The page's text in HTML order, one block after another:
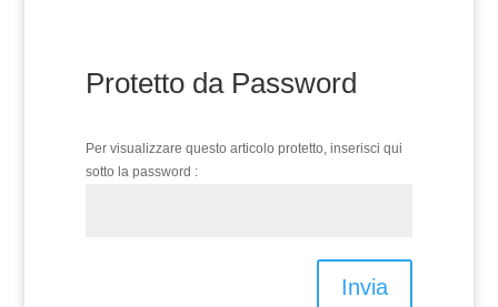
Protetto da Password
Per visualizzare questo articolo protetto, inserisci qui
sotto la password :
Invia